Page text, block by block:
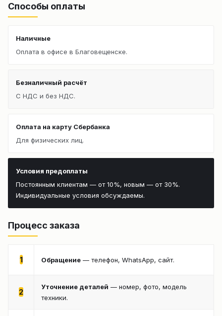
Способы оплаты
Наличные
Оплата в офисе в Благовещенске.
Безналичный расчёт
С НДС и без НДС.
Оплата на карту Сбербанка
Для физических лиц.
Условия предоплаты
Постоянным клиентам — от 10%, новым — от 30%.
Индивидуальные условия обсуждаемы.
Процесс заказа
1 Обращение — телефон, WhatsApp, сайт.
2
Уточнение деталей — номер, фото, модель
техники.